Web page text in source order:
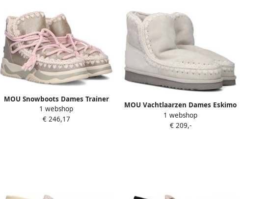
MOU Snowboots Dames Trainer
02 Scoubidoo Lace Maat: 37
Materiaal: Leer Kleur:
1 webshop
€ 246,17
MOU Vachtlaarzen Dames Eskimo
18 Glitter Logo Maat: 37
Materiaal: Suède Kleur: Zilver
1 webshop
€ 209,-